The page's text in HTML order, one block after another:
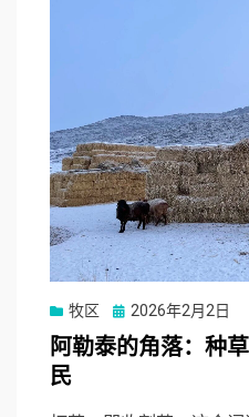
牧区
Posted
on
2026年2月2日
阿勒泰的角落：种
民